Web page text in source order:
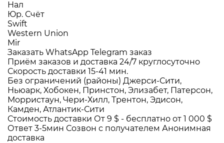
Нал
Юр. Счёт
Swift
Western Union
Mir
Заказать WhatsApp Telegram заказ
Приём заказов и доставка 24/7 круглосуточно
Скорость доставки 15-41 мин.
Без ограничений (районы) Джерси-Сити,
Ньюарк, Хобокен, Принстон, Элизабет, Патерсон,
Морристаун, Чери-Хилл, Трентон, Эдисон,
Камден, Атлантик-Сити
Стоимость доставки От 9 $ - бесплатно от 1 000 $
Ответ 3-5мин Созвон с получателем Анонимная
доставка